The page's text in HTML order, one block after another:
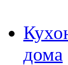
дома